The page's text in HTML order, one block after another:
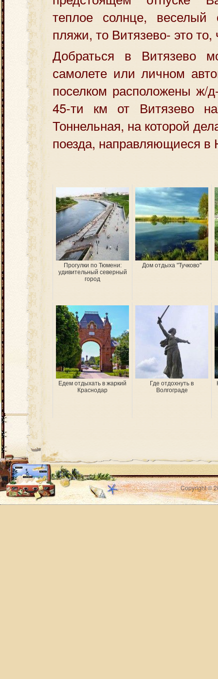
теплое солнце, веселый
пляжи, то Витязево- это
Добраться в Витязево
самолете или личном
поселком расположены ж/
45-ти км от Витязево
Тоннельная, на которой
поезда, направляющиеся в
Прогулки по Тюмени:
удивительный северный
город
Дом отдыха "Тучково"
Едем отдыхать в жаркий
Краснодар
Где отдохнуть в
Волгограде
Copyright ©